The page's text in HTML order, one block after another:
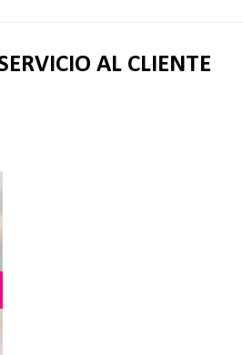
AL CLIENTE